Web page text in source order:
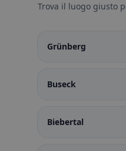
Trova il luogo giusto
Grünberg
Buseck
Biebertal